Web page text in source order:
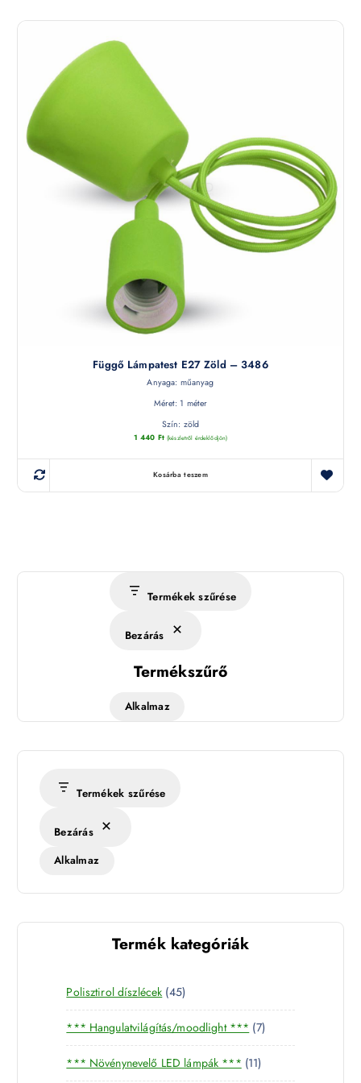
Függő Lámpatest E27 Zöld – 3486
Anyaga: műanyag
Méret: 1 méter
Szín: zöld
1 440 Ft (készletről érdeklődjön)
Kosárba teszem
Termékek szűrése
Bezárás
Termékszűrő
Alkalmaz
Termékek szűrése
Bezárás
Alkalmaz
Termék kategóriák
Polisztirol díszlécek 454
5
t
e
r
*** Hangulatvilágítás/moodlight *** 77
t
*** Növénynevelő LED lámpák *** 111